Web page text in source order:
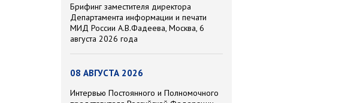
Брифинг заместителя директора
Департамента информации и печати
МИД России А.В.Фадеева, Москва, 6
августа 2026 года
08 АВГУСТА 2026
Интервью Постоянного и Полномочного